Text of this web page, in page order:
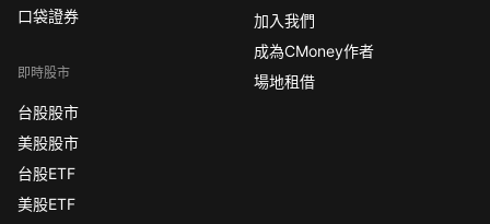
口袋證券
即時股市
台股股市
美股股市
台股ETF
美股ETF
加入我們
成為CMoney作者
場地租借